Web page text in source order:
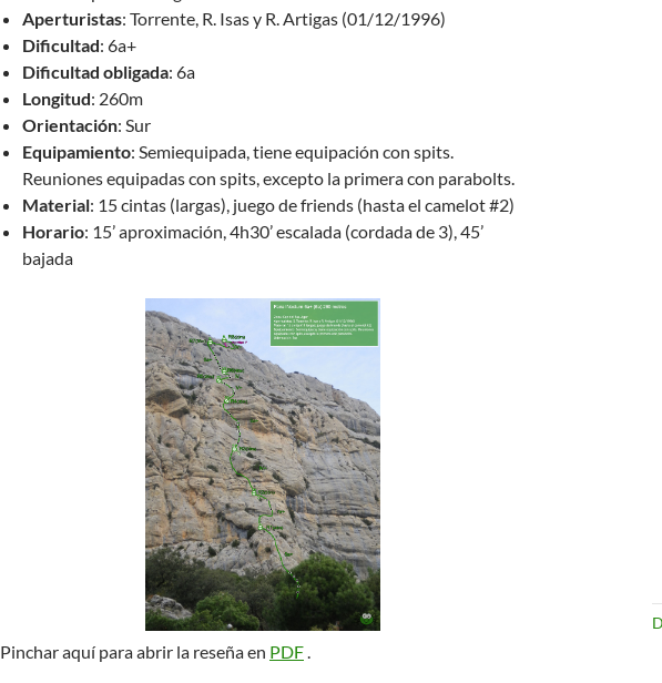
Aperturistas: Torrente, R. Isas y R. Artigas (01/12/1996)
Dificultad: 6a+
Dificultad obligada: 6a
Longitud: 260m
Orientación: Sur
Equipamiento: Semiequipada, tiene equipación con spits.
Reuniones equipadas con spits, excepto la primera con parabolts.
Material: 15 cintas (largas), juego de friends (hasta el camelot #2)
Horario: 15’ aproximación, 4h30’ escalada (cordada de 3), 45’
bajada
Pinchar aquí para abrir la reseña en PDF.